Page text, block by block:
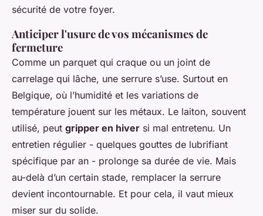
sécurité de votre foyer.
Anticiper l'usure de vos mécanismes de
fermeture
Comme un parquet qui craque ou un joint de
carrelage qui lâche, une serrure s’use. Surtout en
Belgique, où l’humidité et les variations de
température jouent sur les métaux. Le laiton, souvent
utilisé, peut gripper en hiver si mal entretenu. Un
entretien régulier - quelques gouttes de lubrifiant
spécifique par an - prolonge sa durée de vie. Mais
au-delà d’un certain stade, remplacer la serrure
devient incontournable. Et pour cela, il vaut mieux
miser sur du solide.